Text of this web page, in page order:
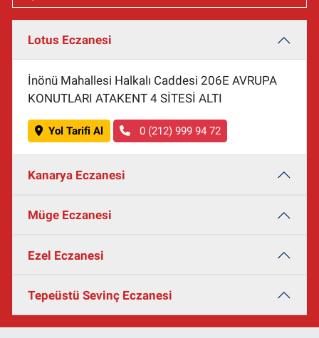
Lotus Eczanesi
İnönü Mahallesi Halkalı Caddesi 206E AVRUPA
KONUTLARI ATAKENT 4 SİTESİ ALTI
Yol Tarifi Al 0 (212) 999 94 72
Kanarya Eczanesi
Müge Eczanesi
Ezel Eczanesi
Tepeüstü Sevinç Eczanesi